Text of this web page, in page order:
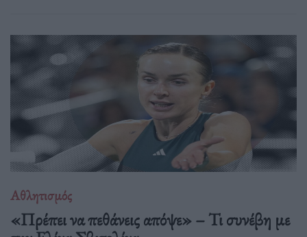
Αθλητισμός
«Πρέπει να πεθάνεις απόψε» – Τι συνέβη με